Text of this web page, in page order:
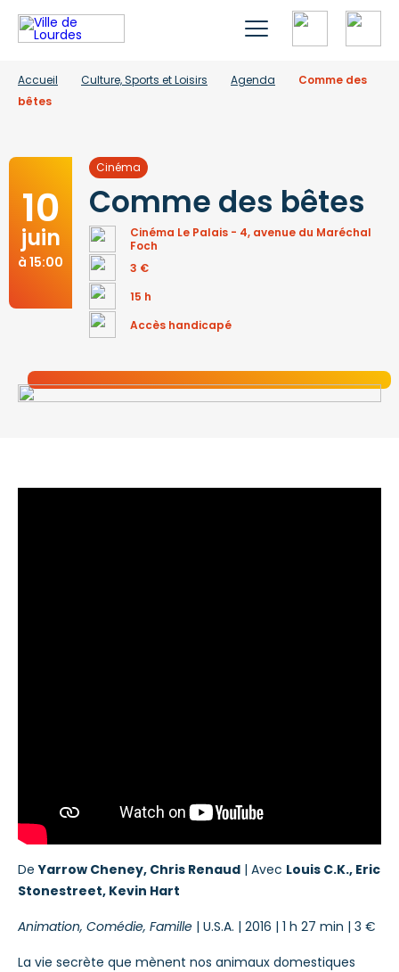
Accueil Culture, Sports et Loisirs Agenda
Comme des
bêtes
10
juin
à 15:00
Cinéma
Comme des bêtes
Cinéma Le Palais - 4, avenue du Maréchal
Foch
3 €
15 h
Accès handicapé
DeYarrow Cheney, Chris Renaud | Avec Louis C.K., Eric
Stonestreet, Kevin Hart
Animation, Comédie, Famille | U.S.A. | 2016 | 1 h 27 min | 3 €
La vie secrète que mènent nos animaux domestiques